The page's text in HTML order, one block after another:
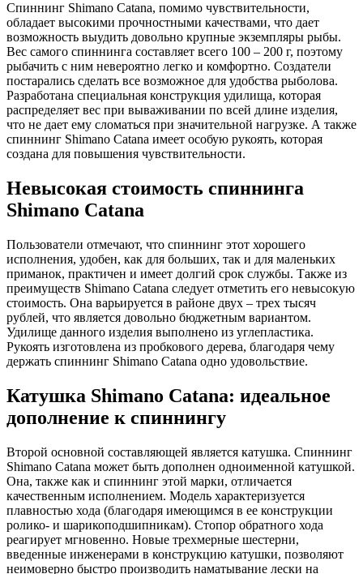
Спиннинг Shimano Catana, помимо чувствительности,
обладает высокими прочностными качествами, что дает
возможность выудить довольно крупные экземпляры рыбы.
Вес самого спиннинга составляет всего 100 – 200 г, поэтому
рыбачить с ним невероятно легко и комфортно. Создатели
постарались сделать все возможное для удобства рыболова.
Разработана специальная конструкция удилища, которая
распределяет вес при вываживании по всей длине изделия,
что не дает ему сломаться при значительной нагрузке. А также
спиннинг Shimano Catana имеет особую рукоять, которая
создана для повышения чувствительности.
Невысокая стоимость спиннинга
Shimano Catana
Пользователи отмечают, что спиннинг этот хорошего
исполнения, удобен, как для больших, так и для маленьких
приманок, практичен и имеет долгий срок службы. Также из
преимуществ Shimano Catana следует отметить его невысокую
стоимость. Она варьируется в районе двух – трех тысяч
рублей, что является довольно бюджетным вариантом.
Удилище данного изделия выполнено из углепластика.
Рукоять изготовлена из пробкового дерева, благодаря чему
держать спиннинг Shimano Catana одно удовольствие.
Катушка Shimano Catana: идеальное
дополнение к спиннингу
Второй основной составляющей является катушка. Спиннинг
Shimano Catana может быть дополнен одноименной катушкой.
Она, также как и спиннинг этой марки, отличается
качественным исполнением. Модель характеризуется
плавностью хода (благодаря имеющимся в ее конструкции
ролико- и шарикоподшипникам). Стопор обратного хода
реагирует мгновенно. Новые трехмерные шестерни,
введенные инженерами в конструкцию катушки, позволяют
неимоверно быстро производить наматывание лески на